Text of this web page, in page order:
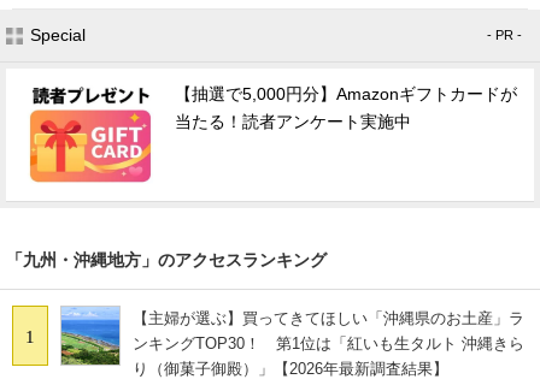
Special - PR -
【抽選で5,000円分】Amazonギフトカードが
当たる！読者アンケート実施中
「九州・沖縄地方」のアクセスランキング
1
【主婦が選ぶ】買ってきてほしい「沖縄県のお土産」ラ
ンキングTOP30！ 第1位は「紅いも生タルト 沖縄きら
り（御菓子御殿）」【2026年最新調査結果】